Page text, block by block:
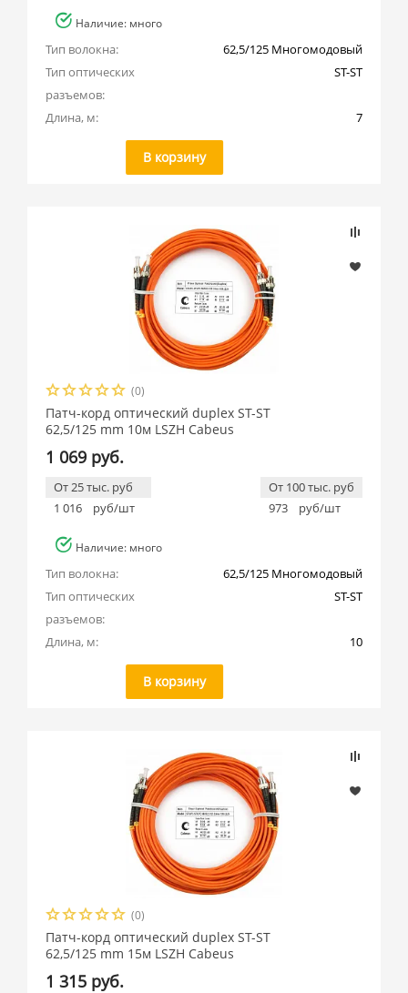
Наличие: много
Тип волокна:
62,5/125 Многомодовый
Тип оптических
разъемов:
ST-ST
Длина, м: 7
В корзину
(0)
Патч-корд оптический duplex ST-ST
62,5/125 mm 10м LSZH Cabeus
1 069 руб.
От 25 тыс. руб
1 016
руб/шт
От 100 тыс. руб
973
руб/шт
Наличие: много
Тип волокна:
62,5/125 Многомодовый
Тип оптических
разъемов:
ST-ST
Длина, м: 10
В корзину
(0)
Патч-корд оптический duplex ST-ST
62,5/125 mm 15м LSZH Cabeus
1 315 руб.